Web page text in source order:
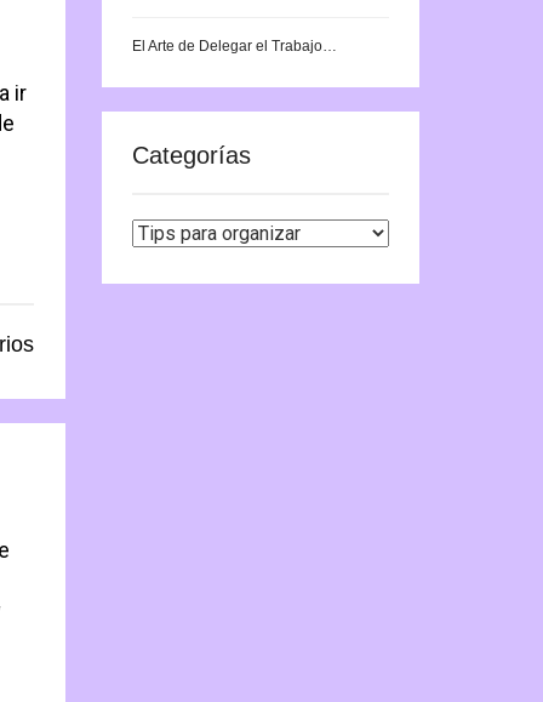
ir
El Arte de Delegar el Trabajo…
Categorías